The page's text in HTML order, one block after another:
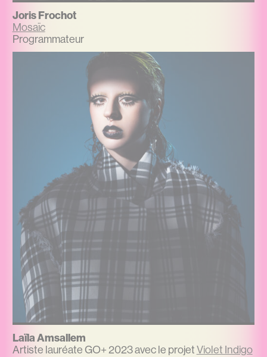
Joris Frochot
Mosaïc
Programmateur
Laïla Amsallem
Artiste lauréate GO+ 2023 avec le projetViolet Indigo